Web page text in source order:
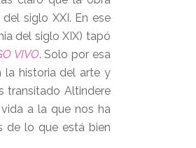
siglo XXI. En ese
del siglo XIX) tapó
VIVO. Solo por esa
la historia del arte y
transitado Altindere
a la que nos ha
de lo que está bien